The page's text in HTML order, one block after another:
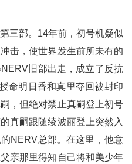
三部。14年前，初号机疑似
击，使世界发生前所未有的
旧部出走，成立了反抗
命明日香和真里夺回被封印
，但绝对禁止真嗣登上初号
真嗣跟随绫波丽登上突然入
NERV总部。在这里，他意
亲那里得知自己将和美少年